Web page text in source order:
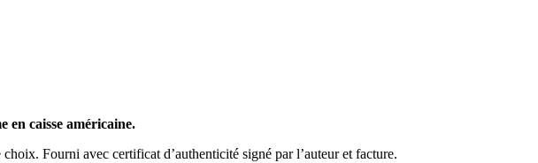
en caisse américaine.
Fourni avec certificat d’authenticité signé par l’auteur et facture.